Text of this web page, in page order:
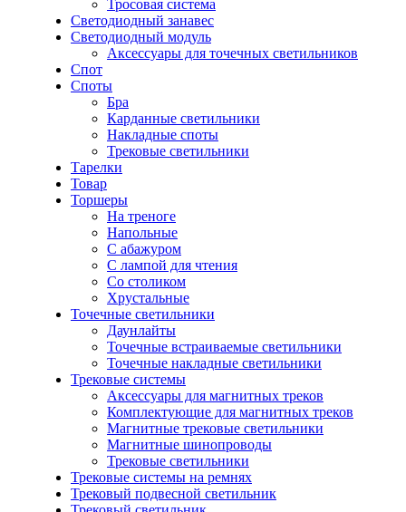
Тросовая система
Светодиодный занавес
Светодиодный модуль
Аксессуары для точечных светильников
Спот
Споты
Бра
Карданные светильники
Накладные споты
Трековые светильники
Тарелки
Товар
Торшеры
На треноге
Напольные
С абажуром
С лампой для чтения
Со столиком
Хрустальные
Точечные светильники
Даунлайты
Точечные встраиваемые светильники
Точечные накладные светильники
Трековые системы
Аксессуары для магнитных треков
Комплектующие для магнитных треков
Магнитные трековые светильники
Магнитные шинопроводы
Трековые светильники
Трековые системы на ремнях
Трековый подвесной светильник